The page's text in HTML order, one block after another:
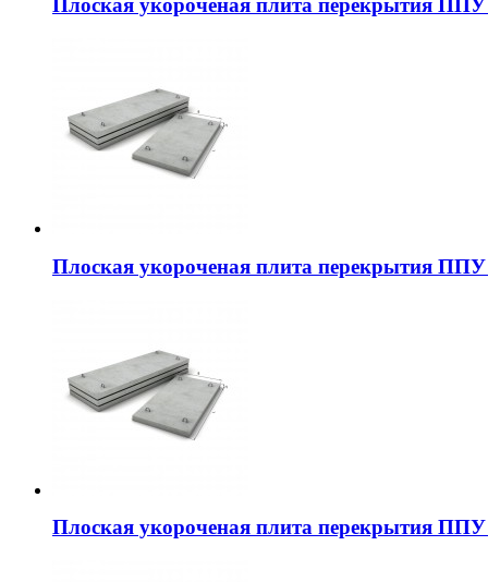
Плоская укороченая плита перекрытия ППУ
Плоская укороченая плита перекрытия ППУ
Плоская укороченая плита перекрытия ППУ